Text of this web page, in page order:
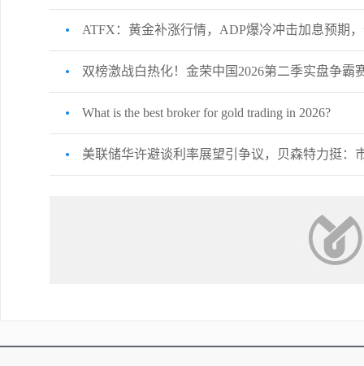
ATFX：黄金补涨行情，ADP爆冷冲击加息预期
双榜激战白热化！金荣中国2026第二季实盘争霸
What is the best broker for gold trading in 2026?
美联储华许避谈利率展望引争议，贝森特力挺：